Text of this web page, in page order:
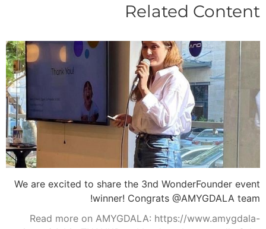
Related Content
We are excited to share the 3nd WonderFounder event
winner! Congrats @AMYGDALA team!
Read more on AMYGDALA: https://www.amygdala-